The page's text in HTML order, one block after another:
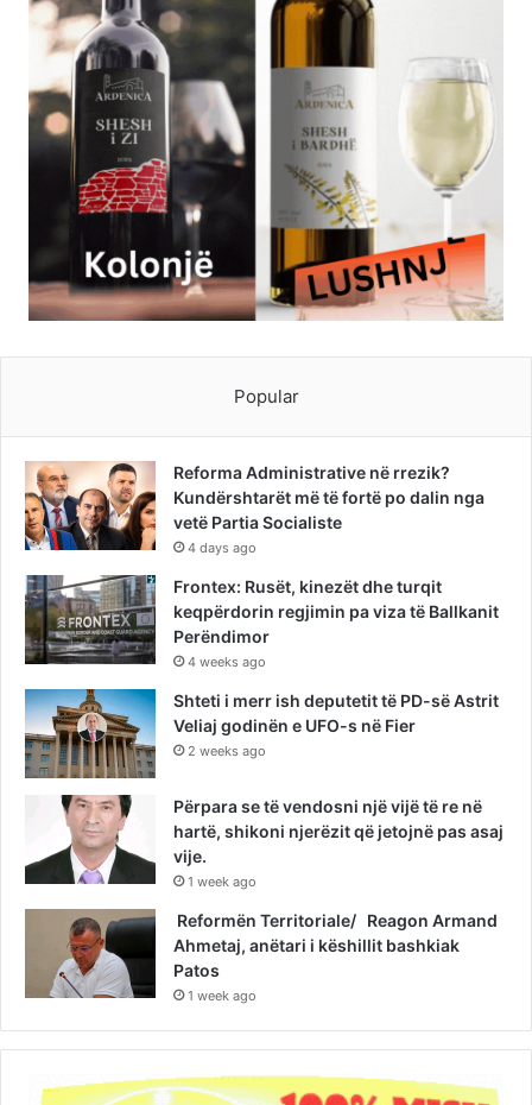
Popular
Reforma Administrative në rrezik?
Kundërshtarët më të fortë po dalin nga
vetë Partia Socialiste
4 days ago
Frontex: Rusët, kinezët dhe turqit
keqpërdorin regjimin pa viza të Ballkanit
Perëndimor
4 weeks ago
Shteti i merr ish deputetit të PD-së Astrit
Veliaj godinën e UFO-s në Fier
2 weeks ago
Përpara se të vendosni një vijë të re në
hartë, shikoni njerëzit që jetojnë pas asaj
vije.
1 week ago
Reformën Territoriale/ Reagon Armand
Ahmetaj, anëtari i këshillit bashkiak
Patos
1 week ago